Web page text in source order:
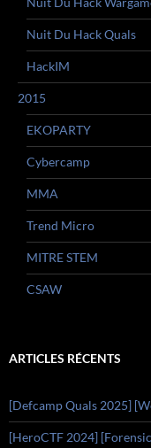
Nuit Du Hack Quals
HackIM
2015
EKOPARTY
Cybercamp
MMA
Trend Micro
MITRE STEM
CSAW
ARTICLES RÉCENTS
[Defcamp Quals 2025]
[HeroCTF 2024]